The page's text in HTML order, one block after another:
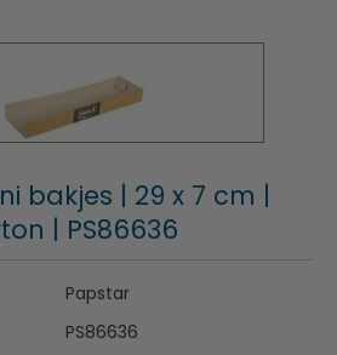
bakjes | 29 x 7 cm |
| PS86636
Papstar
PS86636